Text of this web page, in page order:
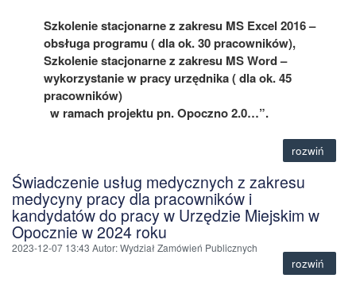
Szkolenie stacjonarne z zakresu MS Excel 2016 –
obsługa programu ( dla ok. 30 pracowników),
Szkolenie stacjonarne z zakresu MS Word –
wykorzystanie w pracy urzędnika ( dla ok. 45
pracowników)
w ramach projektu pn.Opoczno 2.0…”.
rozwiń
Świadczenie usług medycznych z zakresu
medycyny pracy dla pracowników i
kandydatów do pracy w Urzędzie Miejskim w
Opocznie w 2024 roku
2023-12-07 13:43 Autor: Wydział Zamówień Publicznych
rozwiń